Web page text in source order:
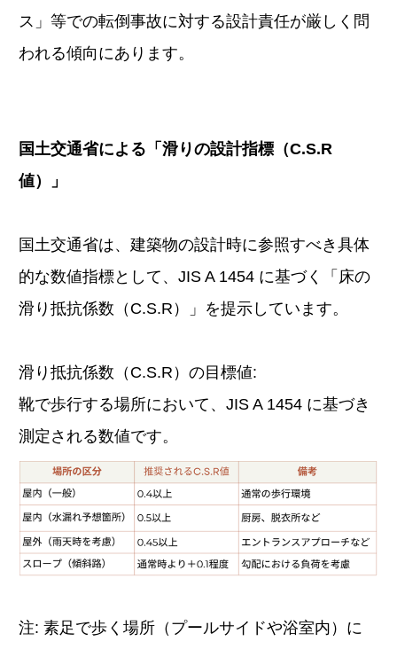
ス」等での転倒事故に対する設計責任が厳しく問
われる傾向にあります。
国土交通省による「滑りの設計指標（C.S.R
値）」
国土交通省は、建築物の設計時に参照すべき具体
的な数値指標として、JIS A 1454 に基づく「床の
滑り抵抗係数（C.S.R）」を提示しています。
滑り抵抗係数（C.S.R）の目標値:
靴で歩行する場所において、JIS A 1454 に基づき
測定される数値です。
注: 素足で歩く場所（プールサイドや浴室内）に